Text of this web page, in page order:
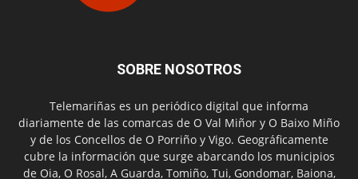
SOBRE NOSOTROS
Telemariñas es un periódico digital que informa
diariamente de las comarcas de O Val Miñor y O Baixo Miño
y de los Concellos de O Porriño y Vigo. Geográficamente
cubre la información que surge abarcando los municipios
de Oia, O Rosal, A Guarda, Tomiño, Tui, Gondomar, Baiona,